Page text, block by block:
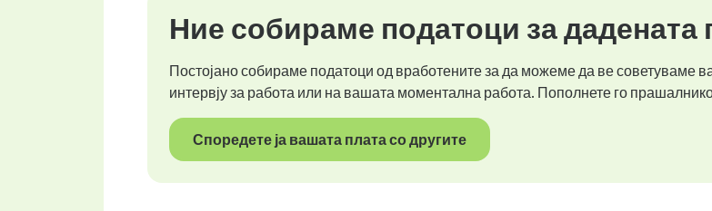
Ние собираме податоци за дадената
Постојано собираме податоци од вработените за да можеме да ве советуваме
интервју за работа или на вашата моментална работа. Пополнете го
Споредете ја вашата плата со другите